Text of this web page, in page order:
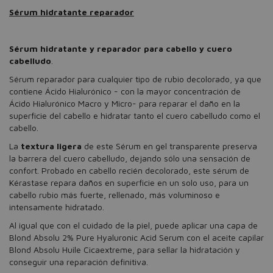
Sérum hidratante reparador
Sérum hidratante y reparador para cabello y cuero
cabelludo
Sérum reparador para cualquier tipo de rubio decolorado, ya que
contiene Ácido Hialurónico - con la mayor concentración de
Ácido Hialurónico Macro y Micro- para reparar el daño en la
superficie del cabello e hidratar tanto el cuero cabelludo como el
cabello.
La textura ligera de este Sérum en gel transparente preserva
la barrera del cuero cabelludo, dejando sólo una sensación de
confort. Probado en cabello recién decolorado, este sérum de
Kérastase repara daños en superficie en un solo uso, para un
cabello rubio más fuerte, rellenado, más voluminoso e
intensamente hidratado.
Al igual que con el cuidado de la piel, puede aplicar una capa de
Blond Absolu 2% Pure Hyaluronic Acid Serum con el aceite capilar
Blond Absolu Huile Cicaextreme, para sellar la hidratación y
conseguir una reparación definitiva.